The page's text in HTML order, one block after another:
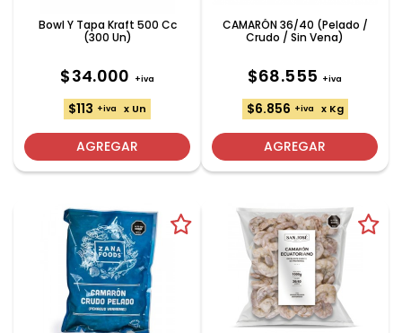
Bowl Y Tapa Kraft 500 Cc
(300 Un)
$34.000 +iva
$113 +iva x Un
AGREGAR
CAMARÓN 36/40 (Pelado /
Crudo / Sin Vena)
$68.555 +iva
$6.856 +iva x Kg
AGREGAR